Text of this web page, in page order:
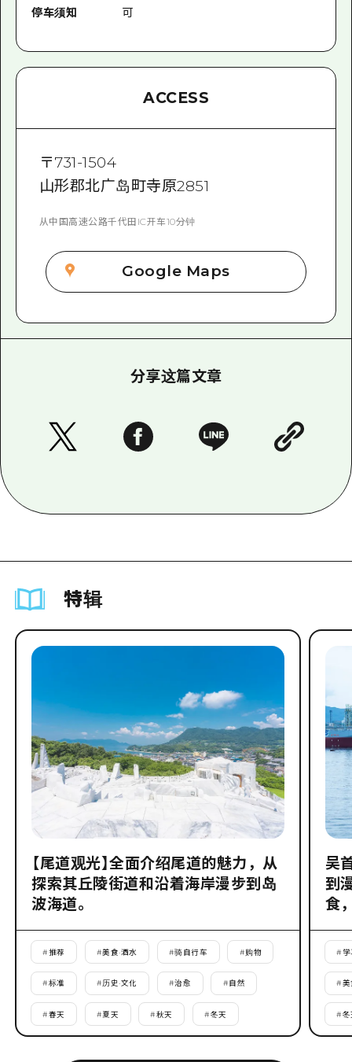
停车须知 可
ACCESS
〒731-1504
山形郡北广岛町寺原2851
从中国高速公路千代田IC开车10分钟
Google Maps
分享这篇文章
特辑
【尾道观光】全面介绍尾道的魅力，从
探索其丘陵街道和沿着海岸漫步到岛
波海道。
#推荐 #美食·酒水 #骑自行车 #购物
#标准 #历史·文化 #治愈 #自然
#春天 #夏天 #秋天 #冬天
吴
到
食
# 学
#美
#冬